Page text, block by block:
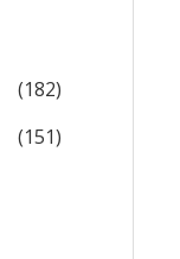
(182)
(151)